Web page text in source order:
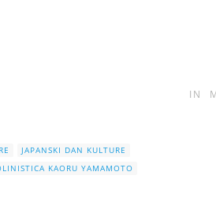
IN
JAPANSKI DAN KULTURE
KAORU YAMAMOTO